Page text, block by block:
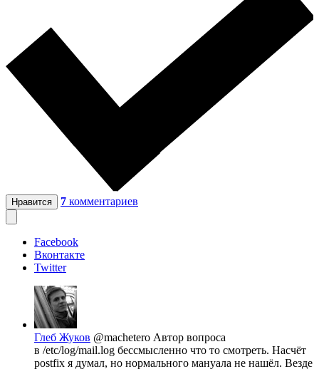
Нравится 7 комментариев
Facebook
Вконтакте
Twitter
Глеб Жуков @machetero Автор вопроса
в /etc/log/mail.log бессмысленно что то смотреть. Насчёт
postfix я думал, но нормального мануала не нашёл. Везде